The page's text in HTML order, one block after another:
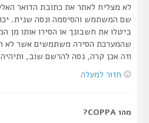
לא מצליח לאתר את כתובת הדואר
שם המשתמש והסיסמה ונסה שנית. יכול
ביטלו את חשבונך או הסירו אותו מן
שהמערכת הסירה משתמשים אשר לא היו
וזה אכן קרה, נסה להרשם שוב, ותיהיה
חזור למעלה